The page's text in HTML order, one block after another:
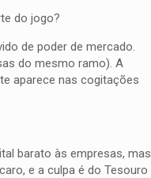
do jogo?
de poder de mercado.
do mesmo ramo). A
aparece nas cogitações
barato às empresas, mas
e a culpa é do Tesouro